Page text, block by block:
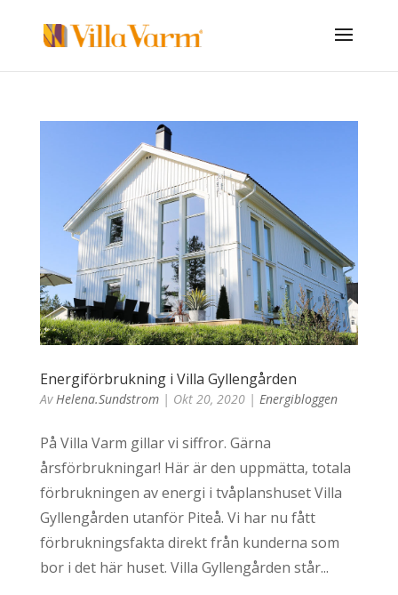
Energiförbrukning i Villa Gyllengården
AvHelena.sundstrom| Okt 20, 2020| Energibloggen
På Villa Varm gillar vi siffror. Gärna
årsförbrukningar! Här är den uppmätta, totala
förbrukningen av energi i tvåplanshuset Villa
Gyllengården utanför Piteå. Vi har nu fått
förbrukningsfakta direkt från kunderna som
bor i det här huset. Villa Gyllengården står...